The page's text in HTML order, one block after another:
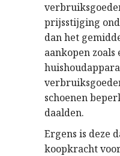
prijsstijging
dan het
aankopen
schoenen
daalden.
Ergens is deze
koopkracht